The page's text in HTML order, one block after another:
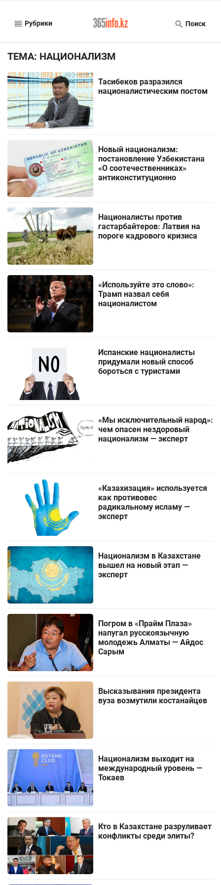
Рубрики Поиск
ТЕМА: НАЦИОНАЛИЗМ
Тасибеков разразился
националистическим постом
Новый национализм:
постановление Узбекистана
«О соотечественниках»
антиконституционно
Националисты против
гастарбайтеров: Латвия на
пороге кадрового кризиса
«Используйте это слово»:
Трамп назвал себя
националистом
Испанские националисты
придумали новый способ
бороться с туристами
«Мы исключительный народ»:
чем опасен нездоровый
национализм — эксперт
«Казахизация» используется
как противовес
радикальному исламу —
эксперт
Национализм в Казахстане
вышел на новый этап —
эксперт
Погром в «Прайм Плаза»
напугал русскоязычную
молодежь Алматы — Айдос
Сарым
Высказывания президента
вуза возмутили костанайцев
Национализм выходит на
международный уровень —
Токаев
Кто в Казахстане разруливает
конфликты среди элиты?